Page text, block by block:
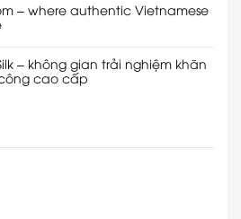
– where authentic Vietnamese
– không gian trải nghiệm khăn
cao cấp